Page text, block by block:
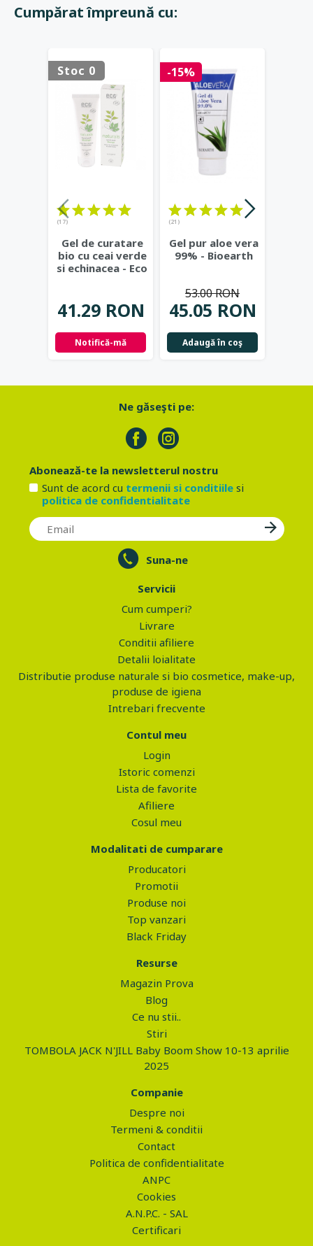
Cumpărat împreună cu:
Stoc 0
(17)
Gel de curatare
bio cu ceai verde
si echinacea - Eco
41.29 RON
Notifică-mă
-15%
(21)
Gel pur aloe vera
99% - Bioearth
45.05 RON
53.00 RON
Adaugă în coş
Ne găseşti pe:
Abonează-te la newsletterul nostru
Sunt de acord cu termenii si conditiilesi
politica de confidentialitate
Suna-ne
Servicii
Cum cumperi?
Livrare
Conditii afiliere
Detalii loialitate
Distributie produse naturale si bio cosmetice, make-up,
produse de igiena
Intrebari frecvente
Contul meu
Login
Istoric comenzi
Lista de favorite
Afiliere
Cosul meu
Modalitati de cumparare
Producatori
Promotii
Produse noi
Top vanzari
Black Friday
Resurse
Magazin Prova
Blog
Ce nu stii..
Stiri
TOMBOLA JACK N'JILL Baby Boom Show 10-13 aprilie
2025
Companie
Despre noi
Termeni & conditii
Contact
Politica de confidentialitate
ANPC
Cookies
A.N.P.C. - SAL
Certificari